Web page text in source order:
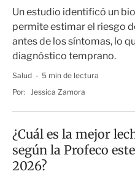
Un estudio identificó un
permite estimar el riesgo
antes de los síntomas, lo
diagnóstico temprano.
Salud
5 min de lectura
Por: Jessica Zamora
¿Cuál es la mejor
según la Profeco este
2026?